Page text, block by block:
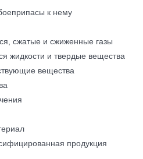
к нему
сжатые и сжиженные газы
жидкости и твердые вещества
вещества
продукция